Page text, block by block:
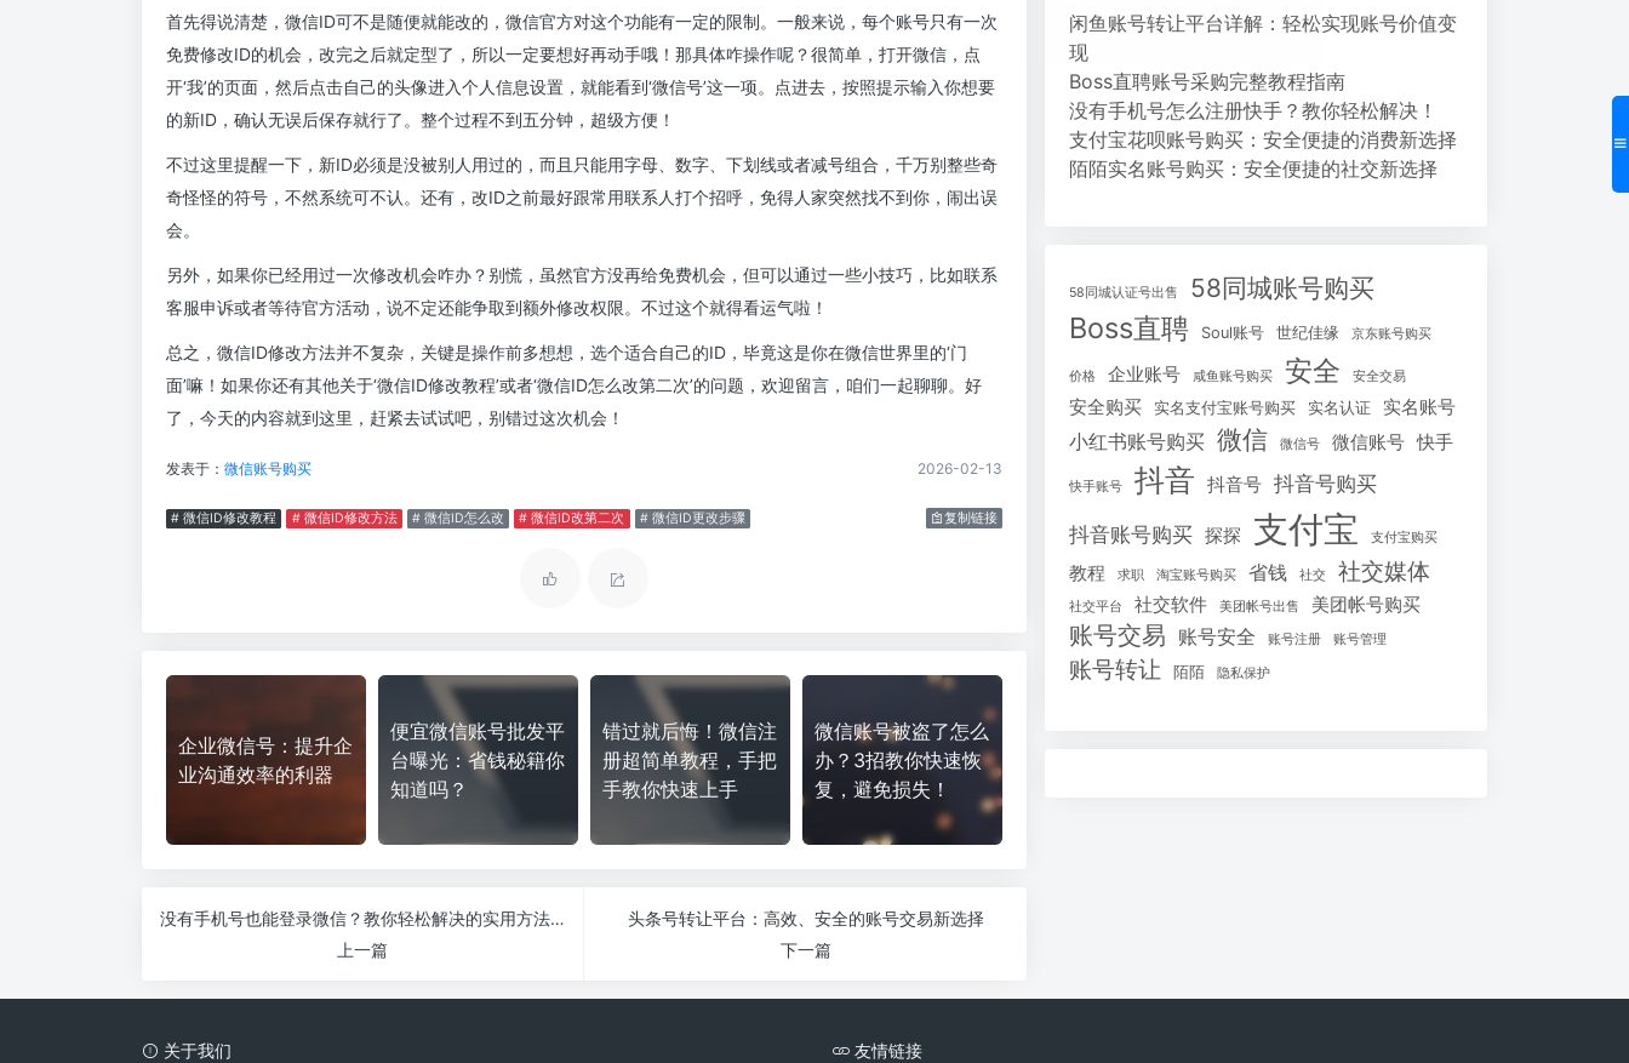
首先得说清楚，微信ID可不是随便就能改的，微信官方对这个功能有一定的限制。一般来说，每个账号只有一次
免费修改ID的机会，改完之后就定型了，所以一定要想好再动手哦！那具体咋操作呢？很简单，打开微信，点
开‘我’的页面，然后点击自己的头像进入个人信息设置，就能看到‘微信号’这一项。点进去，按照提示输入你想要
的新ID，确认无误后保存就行了。整个过程不到五分钟，超级方便！
不过这里提醒一下，新ID必须是没被别人用过的，而且只能用字母、数字、下划线或者减号组合，千万别整些奇
奇怪怪的符号，不然系统可不认。还有，改ID之前最好跟常用联系人打个招呼，免得人家突然找不到你，闹出误
会。
另外，如果你已经用过一次修改机会咋办？别慌，虽然官方没再给免费机会，但可以通过一些小技巧，比如联系
客服申诉或者等待官方活动，说不定还能争取到额外修改权限。不过这个就得看运气啦！
总之，微信ID修改方法并不复杂，关键是操作前多想想，选个适合自己的ID，毕竟这是你在微信世界里的‘门
面’嘛！如果你还有其他关于‘微信ID修改教程’或者‘微信ID怎么改第二次’的问题，欢迎留言，咱们一起聊聊。好
了，今天的内容就到这里，赶紧去试试吧，别错过这次机会！
发表于： 微信账号购买 2026-02-13
# 微信ID修改教程 # 微信ID修改方法 # 微信ID怎么改 # 微信ID改第二次 # 微信ID更改步骤 复制链接
企业微信号：提升企
业沟通效率的利器
便宜微信账号批发平
台曝光：省钱秘籍你
知道吗？
错过就后悔！微信注
册超简单教程，手把
手教你快速上手
微信账号被盗了怎么
办？3招教你快速恢
复，避免损失！
没有手机号也能登录微信？教你轻松解决的实用方法！
上一篇
头条号转让平台：高效、安全的账号交易新选择
下一篇
闲鱼账号转让平台详解：轻松实现账号价值变
现
Boss直聘账号采购完整教程指南
没有手机号怎么注册快手？教你轻松解决！
支付宝花呗账号购买：安全便捷的消费新选择
陌陌实名账号购买：安全便捷的社交新选择
58同城认证号出售 58同城账号购买
Boss直聘 Soul账号 世纪佳缘 京东账号购买
价格 企业账号 咸鱼账号购买 安全 安全交易
安全购买 实名支付宝账号购买 实名认证 实名账号
小红书账号购买 微信 微信号 微信账号 快手
快手账号 抖音 抖音号 抖音号购买
抖音账号购买 探探 支付宝 支付宝购买
教程 求职 淘宝账号购买 省钱 社交 社交媒体
社交平台 社交软件 美团帐号出售 美团帐号购买
账号交易 账号安全 账号注册 账号管理
账号转让 陌陌 隐私保护
关于我们 友情链接